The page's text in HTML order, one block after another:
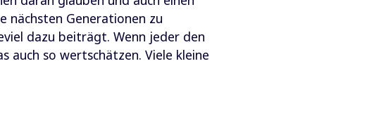
nächsten Generationen zu
dazu beiträgt. Wenn jeder den
so wertschätzen. Viele kleine